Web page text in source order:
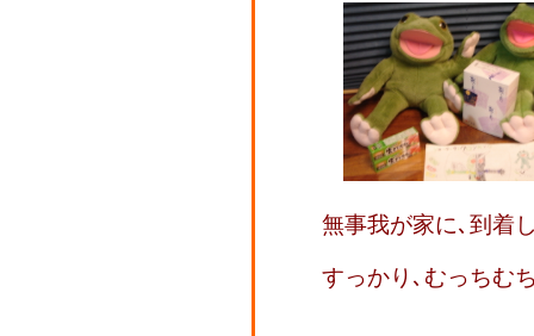
無事我が家に､到着
すっかり､むっちむ